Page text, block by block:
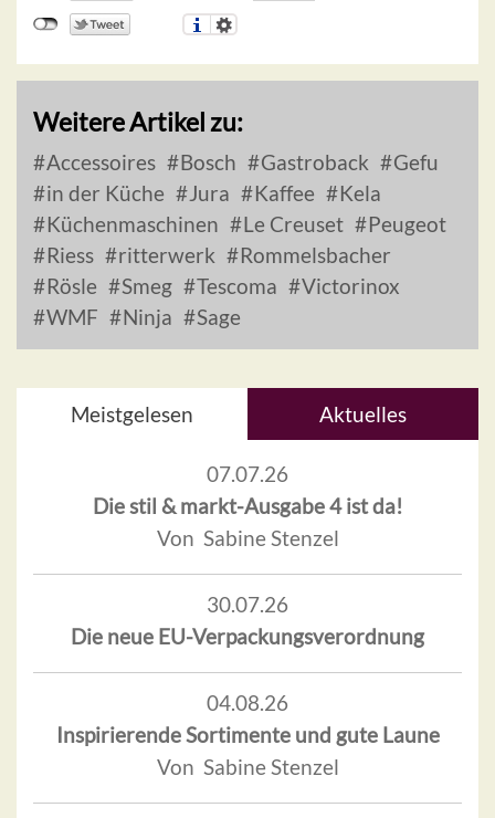
Weitere Artikel zu:
Accessoires Bosch Gastroback
Gefu
in der Küche
Jura Kaffee
Kela
Küchenmaschinen
Le Creuset
Peugeot
Riess
ritterwerk
Rommelsbacher
Rösle
Smeg Tescoma
Victorinox
WMF
Ninja Sage
Meistgelesen Aktuelles
07.07.26
Die stil & markt-Ausgabe 4 ist da!
Von Sabine Stenzel
30.07.26
Die neue EU-Verpackungsverordnung
04.08.26
Inspirierende Sortimente und gute Laune
Von Sabine Stenzel